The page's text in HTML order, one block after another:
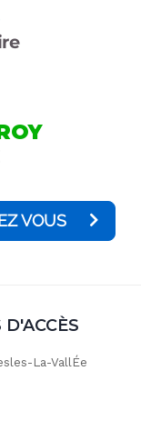
re
VOUS
La-VallÉe